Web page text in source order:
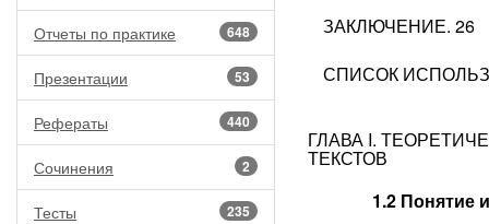
648
Отчеты по практике
53
Презентации
440
Рефераты
2
Сочинения
235
Тесты
ЗАКЛЮЧЕНИЕ. 26
СПИСОК
ГЛАВА I.
ТЕКСТОВ
1.2 Понятие